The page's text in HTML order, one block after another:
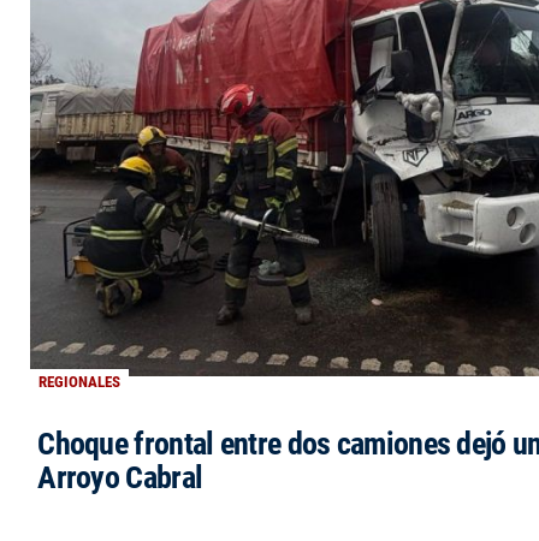
REGIONALES
Choque frontal entre dos camiones dejó
Arroyo Cabral